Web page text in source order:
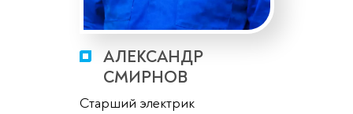
АЛЕКСАНДР
СМИРНОВ
Старший электрик